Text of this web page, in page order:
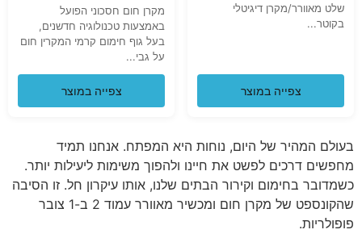
שלט מאוורר/מקרן דיגיטלי
בקוטר...
צפייה במוצר
מקרן חום חסכוני הפועל
באמצעות טכנולוגיה חדשנים,
בעל גוף חימום קרמי המקרין חום
על גבי...
צפייה במוצר
בעולם המהיר של היום, נוחות היא המפתח. אנחנו תמיד
מחפשים דרכים לפשט את חיינו ולהפוך משימות ליעילות יותר.
כשמדובר בחימום וקירור הבתים שלנו, אותו עיקרון חל. זו הסיבה
שהקונספט של מקרן חום ומכשיר מאוורר עמוד 2 ב-1 צובר
פופולריות.